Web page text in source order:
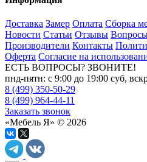
Доставка Замер Оплата Сборка
Новости Статьи Отзывы
Производители Контакты
Оферта Согласие на
ЕСТЬ ВОПРОСЫ? ЗВОНИТЕ!
пнд-пятн: с 9:00 до 19:00 суб,
8 (499) 350-50-29
8 (499) 964-44-11
Заказать звонок
«Мебель Я» © 2026